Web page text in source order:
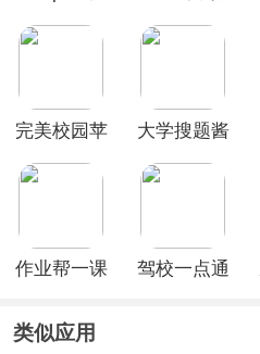
完美校园苹
大学搜题酱
作业帮一课
驾校一点通
类似应用